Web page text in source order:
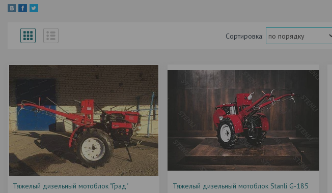
Тяжелый дизельный мотоблок "Град" Тяжелый дизельный мотоблок Stanli G-185